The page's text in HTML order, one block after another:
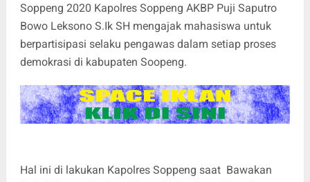
Soppeng 2020 Kapolres Soppeng AKBP Puji Saputro
Bowo Leksono S.Ik SH mengajak mahasiswa untuk
berpartisipasi selaku pengawas dalam setiap proses
demokrasi di kabupaten Soopeng.
Hal ini di lakukan Kapolres Soppeng saat Bawakan